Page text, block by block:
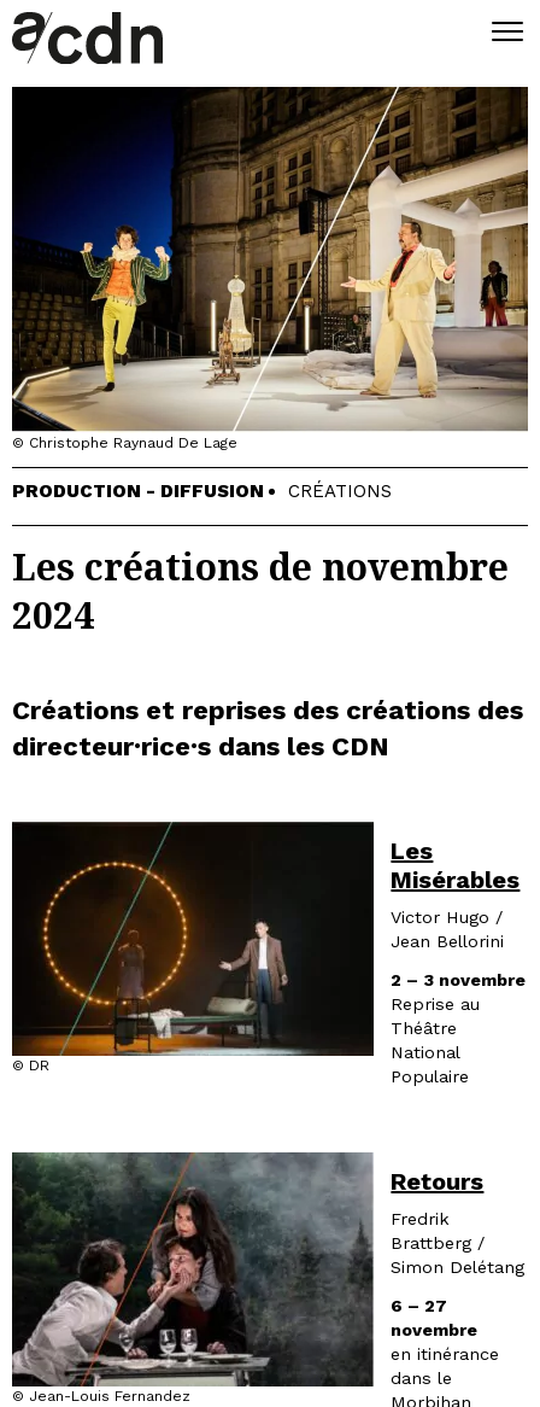
© Christophe Raynaud De Lage
PRODUCTION - DIFFUSION CRÉATIONS
Les créations de novembre
2024
Créations et reprises des créations des
directeur·rice·s dans les CDN
© DR
Les
Misérables
Victor Hugo /
Jean Bellorini
2 – 3 novembre
Reprise au
Théâtre
National
Populaire
© Jean-Louis Fernandez
Retours
Fredrik
Brattberg /
Simon Delétang
6 – 27
novembre
en itinérance
dans le